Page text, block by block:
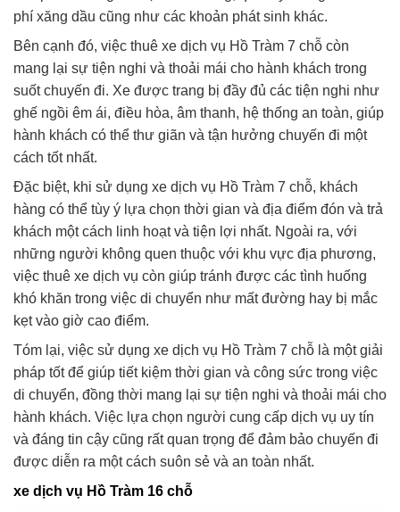
phí xăng dầu cũng như các khoản phát sinh khác.
Bên cạnh đó, việc thuê xe dịch vụ Hồ Tràm 7 chỗ còn
mang lại sự tiện nghi và thoải mái cho hành khách trong
suốt chuyến đi. Xe được trang bị đầy đủ các tiện nghi như
ghế ngồi êm ái, điều hòa, âm thanh, hệ thống an toàn, giúp
hành khách có thể thư giãn và tận hưởng chuyến đi một
cách tốt nhất.
Đặc biệt, khi sử dụng xe dịch vụ Hồ Tràm 7 chỗ, khách
hàng có thể tùy ý lựa chọn thời gian và địa điểm đón và trả
khách một cách linh hoạt và tiện lợi nhất. Ngoài ra, với
những người không quen thuộc với khu vực địa phương,
việc thuê xe dịch vụ còn giúp tránh được các tình huống
khó khăn trong việc di chuyển như mất đường hay bị mắc
kẹt vào giờ cao điểm.
Tóm lại, việc sử dụng xe dịch vụ Hồ Tràm 7 chỗ là một giải
pháp tốt để giúp tiết kiệm thời gian và công sức trong việc
di chuyển, đồng thời mang lại sự tiện nghi và thoải mái cho
hành khách. Việc lựa chọn người cung cấp dịch vụ uy tín
và đáng tin cậy cũng rất quan trọng để đảm bảo chuyến đi
được diễn ra một cách suôn sẻ và an toàn nhất.
xe dịch vụ Hồ Tràm 16 chỗ